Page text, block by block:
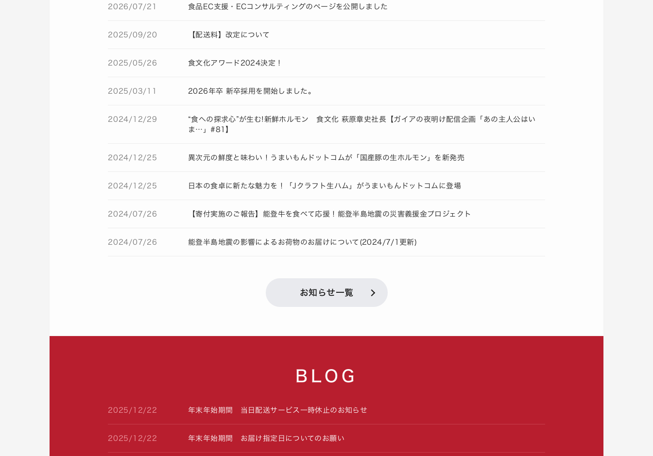
2026/07/21 食品EC支援・ECコンサルティングのページを公開しました
2025/09/20 【配送料】改定について
2025/05/26 食文化アワード2024決定！
2025/03/11 2026年卒 新卒採用を開始しました。
2024/12/29
“食への探求心”が生む!新鮮ホルモン 食文化 萩原章史社長【ガイアの夜明け配信企画「あの主人公はい
ま…」#81】
2024/12/25 異次元の鮮度と味わい！うまいもんドットコムが「国産豚の生ホルモン」を新発売
2024/12/25 日本の食卓に新たな魅力を！「Jクラフト生ハム」がうまいもんドットコムに登場
2024/07/26 【寄付実施のご報告】能登牛を食べて応援！能登半島地震の災害義援金プロジェクト
2024/07/26 能登半島地震の影響によるお荷物のお届けについて(2024/7/1更新)
お知らせ一覧
BLOG
2025/12/22 年末年始期間 当日配送サービス一時休止のお知らせ
2025/12/22 年末年始期間 お届け指定日についてのお願い